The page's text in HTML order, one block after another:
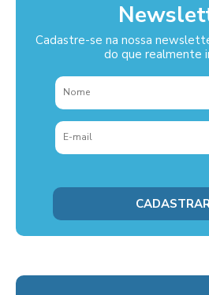
Cadastre-se na nossa
do que realmente